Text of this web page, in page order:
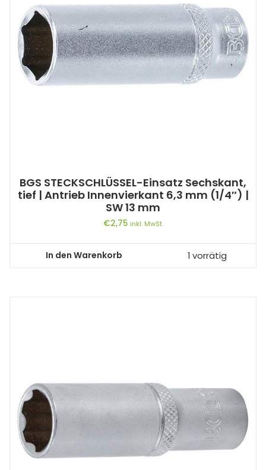
BGS STECKSCHLÜSSEL-Einsatz Sechskant,
tief | Antrieb Innenvierkant 6,3 mm (1/4″) |
SW 13 mm
€2,75 inkl. MwSt.
In den Warenkorb 1 vorrätig